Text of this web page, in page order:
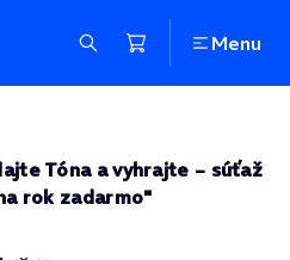
Menu
Tóna a vyhrajte – súťaž
rok zadarmo"